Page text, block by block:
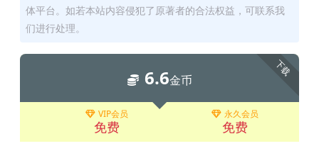
体平台。如若本站内容侵犯了原著者的合法权益，可联系我
们进行处理。
下载
6.6金币
VIP会员
免费
永久会员
免费